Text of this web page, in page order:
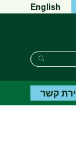
English
חיפוש
קשר